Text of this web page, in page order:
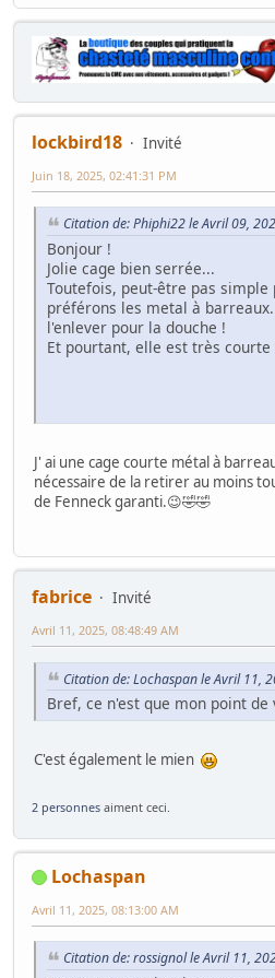
lockbird18
Invité
Juin 18, 2025, 02:41:31 PM
Citation de: Phiphi22 le Avril 09,
Bonjour !
Jolie cage bien serrée...
Toutefois, peut-être pas simple
préférons les metal à
l'enlever pour la douche !
Et pourtant, elle est très courte
J' ai une cage courte métal à
nécessaire de la retirer au moins
de Fenneck garanti.😉🤣🤣
fabrice
Invité
Avril 11, 2025, 08:48:49 AM
Citation de: Lochaspan le Avril 11,
Bref, ce n'est que mon point de
C'est également le mien
2 personnes aiment ceci.
Lochaspan
Avril 11, 2025, 08:13:00 AM
Citation de: rossignol le Avril 11,